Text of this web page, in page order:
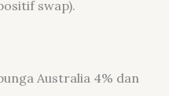
swap).
Australia 4% dan